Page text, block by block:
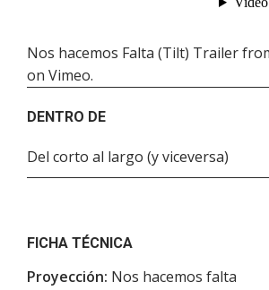
Nos hacemos Falta (Tilt) Trailer
on Vimeo.
DENTRO DE
Del corto al largo (y viceversa)
FICHA TÉCNICA
Proyección: Nos hacemos falta